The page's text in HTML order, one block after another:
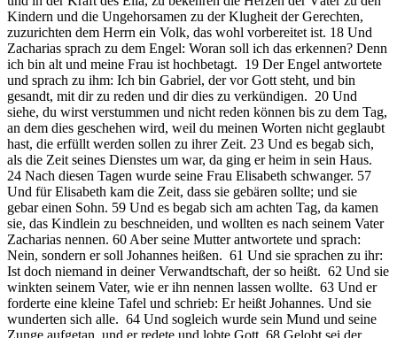
Kindern und die Ungehorsamen zu der Klugheit der Gerechten,
zuzurichten dem Herrn ein Volk, das wohl vorbereitet ist. 18 Und
Zacharias sprach zu dem Engel: Woran soll ich das erkennen? Denn
ich bin alt und meine Frau ist hochbetagt. 19 Der Engel antwortete
und sprach zu ihm: Ich bin Gabriel, der vor Gott steht, und bin
gesandt, mit dir zu reden und dir dies zu verkündigen. 20 Und
siehe, du wirst verstummen und nicht reden können bis zu dem Tag,
an dem dies geschehen wird, weil du meinen Worten nicht geglaubt
hast, die erfüllt werden sollen zu ihrer Zeit. 23 Und es begab sich,
als die Zeit seines Dienstes um war, da ging er heim in sein Haus.
24 Nach diesen Tagen wurde seine Frau Elisabeth schwanger. 57
Und für Elisabeth kam die Zeit, dass sie gebären sollte; und sie
gebar einen Sohn. 59 Und es begab sich am achten Tag, da kamen
sie, das Kindlein zu beschneiden, und wollten es nach seinem Vater
Zacharias nennen. 60 Aber seine Mutter antwortete und sprach:
Nein, sondern er soll Johannes heißen. 61 Und sie sprachen zu ihr:
Ist doch niemand in deiner Verwandtschaft, der so heißt. 62 Und sie
winkten seinem Vater, wie er ihn nennen lassen wollte. 63 Und er
forderte eine kleine Tafel und schrieb: Er heißt Johannes. Und sie
wunderten sich alle. 64 Und sogleich wurde sein Mund und seine